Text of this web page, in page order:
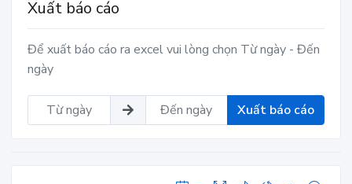
Xuất báo cáo
Để xuất báo cáo ra excel vui lòng chọn Từ ngày - Đến
ngày
Xuất báo cáo